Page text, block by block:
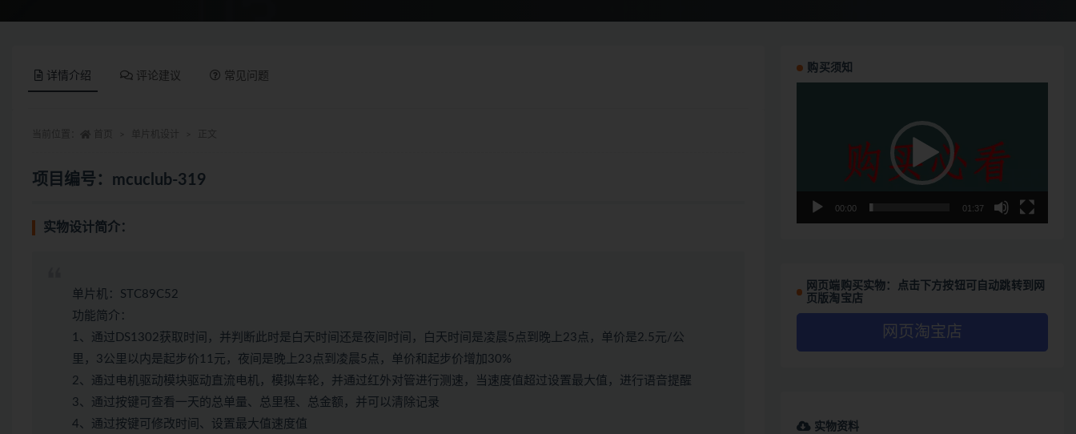
详情介绍 评论建议 常见问题
项目编号：mcuclub-319
实物设计简介：
单片机：STC89C52
功能简介：
1、通过DS1302获取时间，并判断此时是白天时间还是夜间时间，白天时间是凌晨5点到晚上23点，单价是2.5元/公
里，3公里以内是起步价11元，夜间是晚上23点到凌晨5点，单价和起步价增加30%
2、通过电机驱动模块驱动直流电机，模拟车轮，并通过红外对管进行测速，当速度值超过设置最大值，进行语音提醒
3、通过按键可查看一天的总单量、总里程、总金额，并可以清除记录
4、通过按键可修改时间、设置最大值速度值
购买须知
00:00 01:37
网页端购买实物：点击下方按钮可自动跳转到网
页版淘宝店
网页淘宝店
实物资料